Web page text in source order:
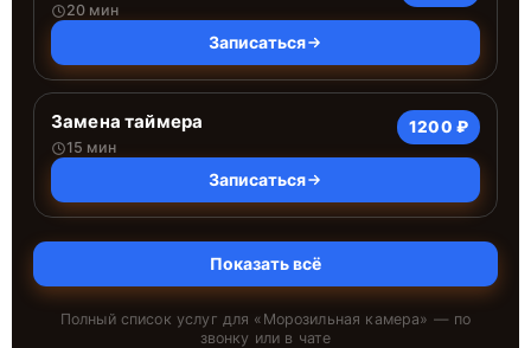
20 мин
Записаться
Замена таймера
15 мин
1200 ₽
Записаться
Показать всё
Полный список услуг для « Морозильная камера» — по
звонку или в чате